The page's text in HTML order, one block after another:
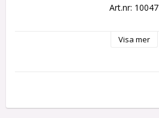
Art.nr: 10047
Visa mer